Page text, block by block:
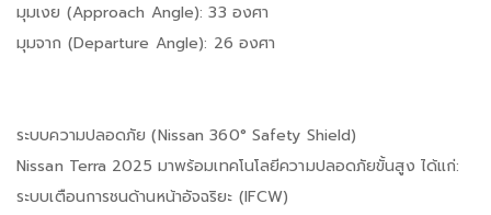
มุมเงย (Approach Angle): 33 องศา
มุมจาก (Departure Angle): 26 องศา
ระบบความปลอดภัย (Nissan 360° Safety Shield)
Nissan Terra 2025 มาพร้อมเทคโนโลยีความปลอดภัยขั้นสูง ได้แก่:
ระบบเตือนการชนด้านหน้าอัจฉริยะ (IFCW)